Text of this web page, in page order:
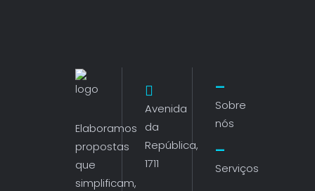
Elaboramos
propostas
que
simplificam,
Avenida
da
República,
1711
Sobre
nós
Serviços